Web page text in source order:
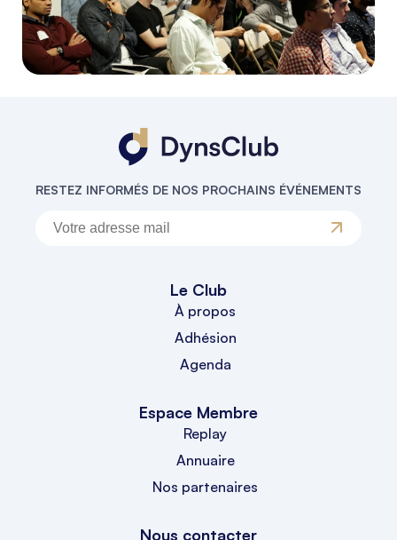
RESTEZ INFORMÉS DE NOS PROCHAINS ÉVÉNEMENTS
Le Club
À propos
Adhésion
Agenda
Espace Membre
Replay
Annuaire
Nos partenaires
Nous contacter